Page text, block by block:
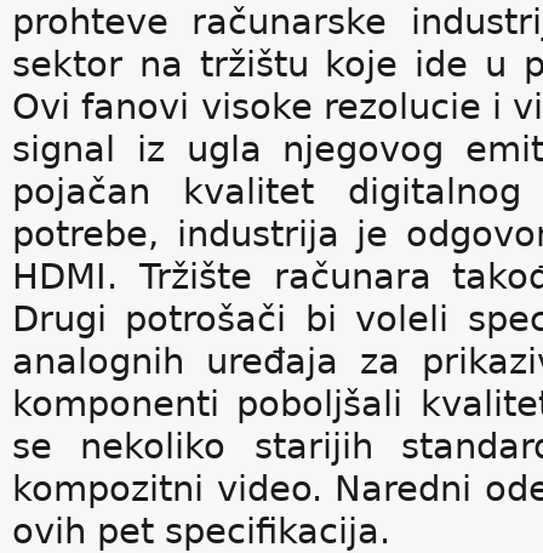
prohteve računarske
sektor na tržištu koje ide u
Ovi fanovi visoke rezolucie i
signal iz ugla njegovog
pojačan kvalitet digitalnog
potrebe, industrija je
HDMI. Tržište računara
Drugi potrošači bi voleli
analognih uređaja za
komponenti poboljšali
se nekoliko starijih
kompozitni video. Naredni
ovih pet specifikacija.